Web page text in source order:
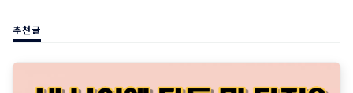
추천글